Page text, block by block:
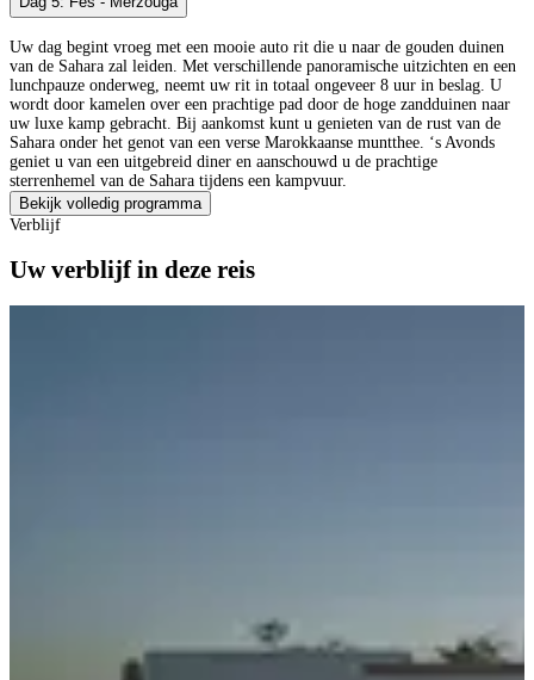
Uw dag begint vroeg met een mooie auto rit die u naar de gouden duinen
van de Sahara zal leiden. Met verschillende panoramische uitzichten en een
lunchpauze onderweg, neemt uw rit in totaal ongeveer 8 uur in beslag. U
wordt door kamelen over een prachtige pad door de hoge zandduinen naar
uw luxe kamp gebracht. Bij aankomst kunt u genieten van de rust van de
Sahara onder het genot van een verse Marokkaanse muntthee. ‘s Avonds
geniet u van een uitgebreid diner en aanschouwd u de prachtige
sterrenhemel van de Sahara tijdens een kampvuur.
Bekijk volledig programma
Verblijf
Uw verblijf in deze reis